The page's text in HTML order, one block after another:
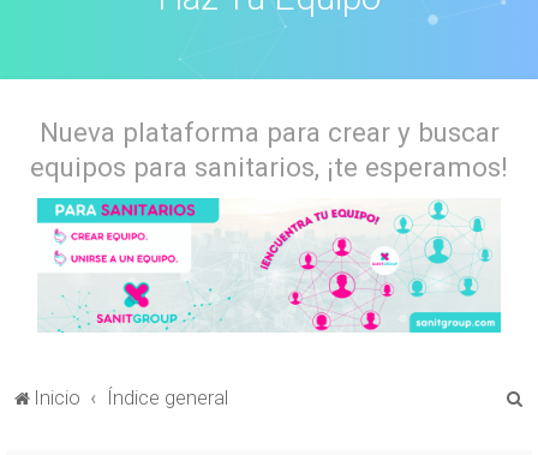
Nueva plataforma para crear y buscar
equipos para sanitarios, ¡te esperamos!
Inicio Índice general